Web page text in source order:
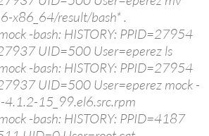
x86_64/result/bash* .
-bash: HISTORY: PPID=27954
UID=500 User=eperez ls
-bash: HISTORY: PPID=27954
UID=500 User=eperez mock -
15_99.el6.src.rpm
-bash: HISTORY: PPID=4187